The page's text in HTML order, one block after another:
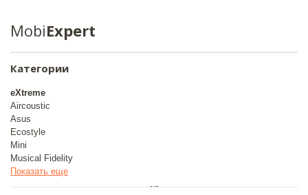
MobiExpert
Категории
eXtreme
Aircoustic
Asus
Ecostyle
Mini
Musical Fidelity
Показать еще